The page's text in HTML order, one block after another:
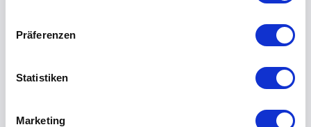
Präferenzen
Statistiken
Marketing